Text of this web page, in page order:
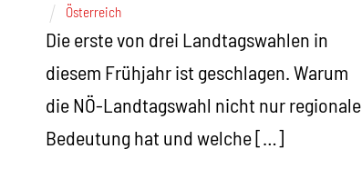
Österreich
Die erste von drei Landtagswahlen in
diesem Frühjahr ist geschlagen. Warum
die NÖ-Landtagswahl nicht nur regionale
Bedeutung hat und welche […]